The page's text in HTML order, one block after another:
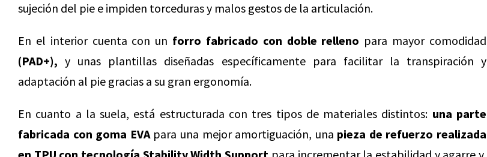
sujeción del pie e impiden torceduras y malos gestos de la articulación.
En el interior cuenta con un forro fabricado con doble relleno para mayor comodidad
(PAD+), y unas plantillas diseñadas específicamente para facilitar la transpiración y
adaptación al pie gracias a su gran ergonomía.
En cuanto a la suela, está estructurada con tres tipos de materiales distintos: una parte
fabricada con goma EVApara una mejor amortiguación, una pieza de refuerzo realizada